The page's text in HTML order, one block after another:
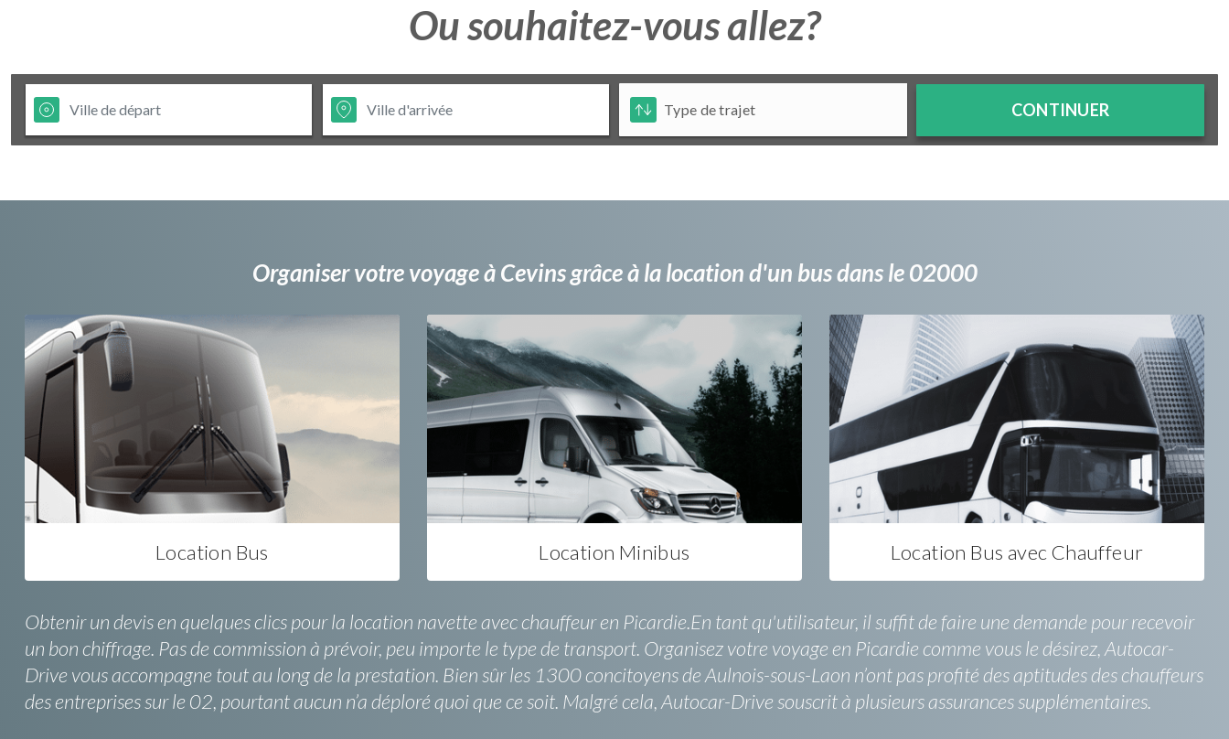
Ou souhaitez-vous allez?
CONTINUER
Organiser votre voyage à Cevins grâce à la location d'un bus dans le 02000
Location Bus Location Minibus Location Bus avec Chauffeur
Obtenir un devis en quelques clics pour la location navette avec chauffeur en Picardie.En tant qu'utilisateur, il suffit de faire une demande pour recevoir
un bon chiffrage. Pas de commission à prévoir, peu importe le type de transport. Organisez votre voyage en Picardie comme vous le désirez, Autocar-
Drive vous accompagne tout au long de la prestation. Bien sûr les 1300 concitoyens de Aulnois-sous-Laon n’ont pas profité des aptitudes des chauffeurs
des entreprises sur le 02, pourtant aucun n’a déploré quoi que ce soit. Malgré cela, Autocar-Drive souscrit à plusieurs assurances supplémentaires.